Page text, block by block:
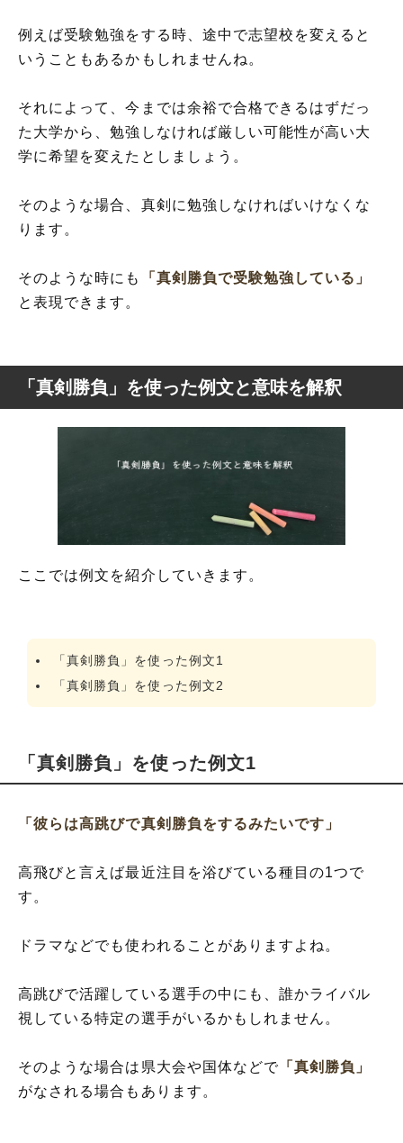
例えば受験勉強をする時、途中で志望校を変えると
いうこともあるかもしれませんね。
それによって、今までは余裕で合格できるはずだっ
た大学から、勉強しなければ厳しい可能性が高い大
学に希望を変えたとしましょう。
そのような場合、真剣に勉強しなければいけなくな
ります。
そのような時にも
「真剣勝負で受験勉強している」
と表現できます。
「真剣勝負」を使った例文と意味を解釈
ここでは例文を紹介していきます。
「真剣勝負」を使った例文1
「真剣勝負」を使った例文2
「真剣勝負」を使った例文1
「彼らは高跳びで真剣勝負をするみたいです」
高飛びと言えば最近注目を浴びている種目の1つで
す。
ドラマなどでも使われることがありますよね。
高跳びで活躍している選手の中にも、誰かライバル
視している特定の選手がいるかもしれません。
そのような場合は県大会や国体などで 「真剣勝負」
がなされる場合もあります。